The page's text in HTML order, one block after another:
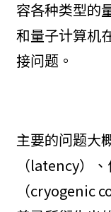
容各种类型的
和量子计算机
接问题。
主要的问题大
（latency）
（cryogenic